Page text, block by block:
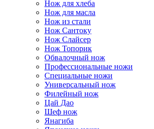
Нож для хлеба
Нож для масла
Нож из стали
Нож Сантоку
Нож Слайсер
Нож Топорик
Обвалочный нож
Профессиональные ножи
Специальные ножи
Универсальный нож
Филейный нож
Цай Дао
Шеф нож
Янагиба